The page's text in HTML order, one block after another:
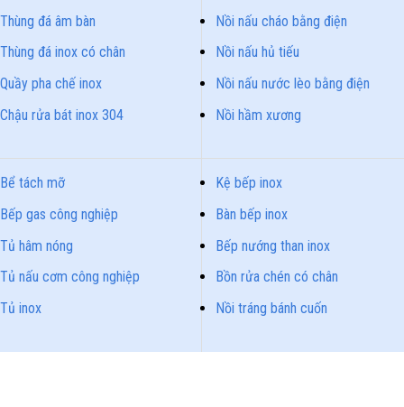
Thùng đá âm bàn
Thùng đá inox có chân
Quầy pha chế inox
Chậu rửa bát inox 304
Nồi nấu cháo bằng điện
Nồi nấu hủ tiếu
Nồi nấu nước lèo bằng điện
Nồi hầm xương
Bể tách mỡ
Bếp gas công nghiệp
Tủ hâm nóng
Tủ nấu cơm công nghiệp
Tủ inox
Kệ bếp inox
Bàn bếp inox
Bếp nướng than inox
Bồn rửa chén có chân
Nồi tráng bánh cuốn